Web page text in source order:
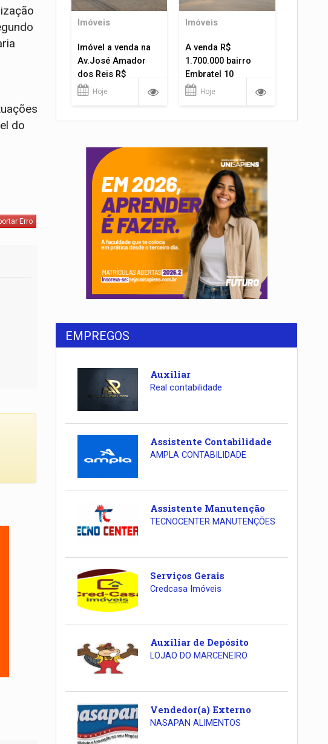
do
Erro
Imóveis
Imóvel a venda na
Av.José Amador
dos Reis R$
1.400.000
Hoje
Imóveis
A venda R$
1.700.000 bairro
Embratel 10
apartamentos!
Hoje
EMPREGOS
Auxiliar
Real contabilidade
Assistente Contabilidade
AMPLA CONTABILIDADE
Assistente Manutenção
TECNOCENTER MANUTENÇÕES
Serviços Gerais
Credcasa Imóveis
Auxiliar de Depósito
LOJAO DO MARCENEIRO
Vendedor(a) Externo
NASAPAN ALIMENTOS